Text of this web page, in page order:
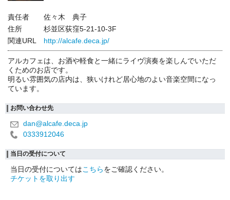
責任者
佐々木 典子
住所
杉並区荻窪5-21-10-3F
関連URL
http://alcafe.deca.jp/
アルカフェは、お酒や軽食と一緒にライヴ演奏を楽しんでいただ
くためのお店です。
明るい雰囲気の店内は、狭いけれど居心地のよい音楽空間になっ
ています。
お問い合わせ先
dan@alcafe.deca.jp
0333912046
当日の受付について
当日の受付についてはこちらをご確認ください。
チケットを取り出す